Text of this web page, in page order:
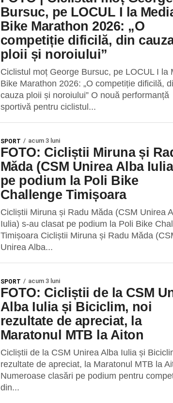
Bursuc, pe LOCUL I la
Bike Marathon 2026: „O
competiție dificilă, din
ploii și noroiului”
Ciclistul moț George Bursuc, pe LOCUL I la
Bike Marathon 2026: „O competiție dificilă,
cauza ploii și noroiului” O nouă performanță
sportivă pentru ciclistul...
SPORT acum 3 luni
FOTO: Cicliștii Miruna și
Măda (CSM Unirea Alba
pe podium la Poli Bike
Challenge Timișoara
Cicliștii Miruna și Radu Măda (CSM Unirea
Iulia) s-au clasat pe podium la Poli Bike
Timișoara Cicliștii Miruna și Radu Măda
Unirea Alba...
SPORT acum 3 luni
FOTO: Cicliștii de la CSM
Alba Iulia și Biciclim, noi
rezultate de apreciat, la
Maratonul MTB la Aiton
Cicliștii de la CSM Unirea Alba Iulia și
rezultate de apreciat, la Maratonul MTB la
Numeroase clasări pe podium pentru
din...